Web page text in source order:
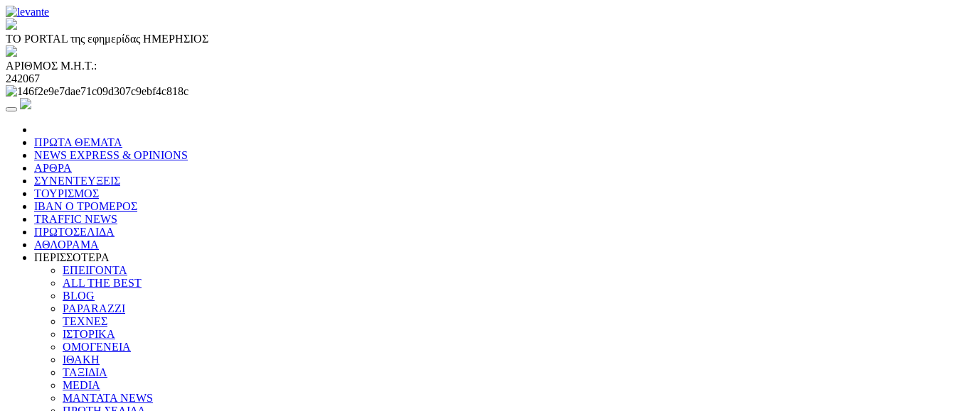
ΤΟ PORTAL της εφημερίδας ΗΜΕΡΗΣΙΟΣ
ΑΡΙΘΜΟΣ Μ.Η.Τ.:
242067
ΠΡΩΤΑ ΘΕΜΑΤΑ
NEWS EXPRESS & OPINIONS
ΑΡΘΡΑ
ΣΥΝΕΝΤΕΥΞΕΙΣ
ΤΟΥΡΙΣΜΟΣ
ΙΒΑΝ Ο ΤΡΟΜΕΡΟΣ
TRAFFIC NEWS
ΠΡΩΤΟΣΕΛΙΔΑ
ΑΘΛΟΡΑΜΑ
ΠΕΡΙΣΣΟΤΕΡΑ
ΕΠΕΙΓΟΝΤΑ
ALL THE BEST
BLOG
PAPARAZZI
ΤΕΧΝΕΣ
ΙΣΤΟΡΙΚΑ
ΟΜΟΓΕΝΕΙΑ
ΙΘΑΚΗ
ΤΑΞΙΔΙΑ
MEDIA
MANTATA NEWS